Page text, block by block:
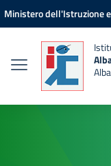
Vai ai contenuti
Vai al menu di
Vai al footer
Ministero dell'Istruzione